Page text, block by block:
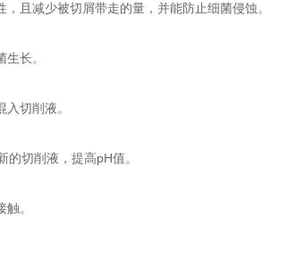
且减少被切屑带走的量，并能防止细菌侵蚀。
长。
切削液。
切削液，提高pH值。
。